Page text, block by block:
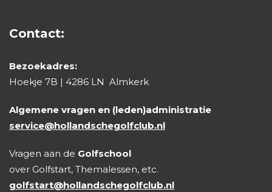
Contact:
Bezoekadres:
Hoekje 7B | 4286 LN Almkerk
Algemene vragen en (leden)administratie
service@hollandschegolfclub.nl
Vragen aan de Golfschool
over Golfstart, Themalessen, etc.
golfstart@hollandschegolfclub.nl